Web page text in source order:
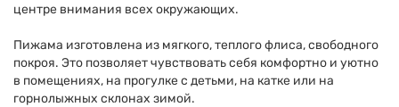
центре внимания всех окружающих.
Пижама изготовлена из мягкого, теплого флиса, свободного
покроя. Это позволяет чувствовать себя комфортно и уютно
в помещениях, на прогулке с детьми, на катке или на
горнолыжных склонах зимой.